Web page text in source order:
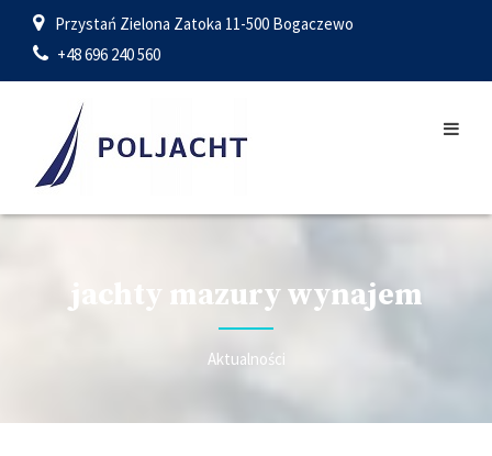
Przystań Zielona Zatoka 11-500 Bogaczewo
+48 696 240 560
jachty mazury wynajem
Aktualności